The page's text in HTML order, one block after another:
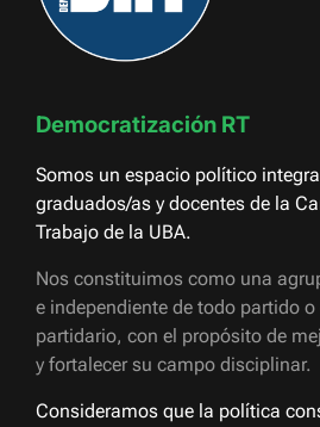
Democratización RT
Somos un espacio político
graduados/as y docentes de la
Trabajo de la UBA.
Nos constituimos como una
e independiente de todo partido
partidario, con el propósito de
y fortalecer su campo disciplinar.
Consideramos que la política